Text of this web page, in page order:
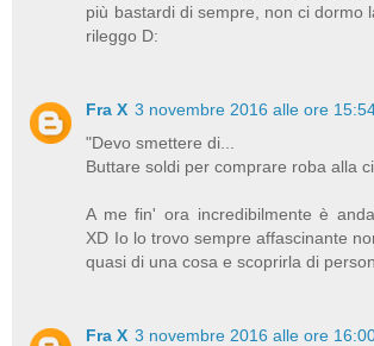
più bastardi di sempre, non ci dormo
rileggo D:
Fra X 3 novembre 2016 alle ore
"Devo smettere di...
Buttare soldi per comprare roba alla
A me fin' ora incredibilmente è
XD Io lo trovo sempre affascinante
quasi di una cosa e scoprirla di
Fra X 3 novembre 2016 alle ore